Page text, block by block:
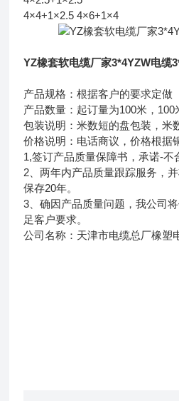
4×4+1×2.5 4×6+1×4
YZ橡套软电缆厂家3*4YZW电缆
产品规格：根据客户的要求定做
产品数量：起订量为100米，100
包装说明：米数短的盘包装，米
价格说明：电话商议，价格根据
1,签订产品质量保障书，承诺-不
2、两年内产品质量跟踪服务，
保存20年。
3、确因产品质量问题，我公司
足客户要求。
公司名称：天津市电缆总厂橡塑